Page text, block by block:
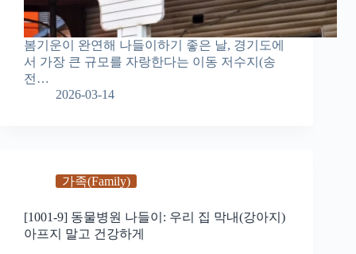
봄기운이 완연해 나들이하기 좋은 날, 경기도에
서 가장 큰 규모를 자랑한다는 이동 저수지(송
전…
2026-03-14
가족(Family)
[1001-9] 동물병원 나들이: 우리 집 막내(강아지)
아프지 말고 건강하게